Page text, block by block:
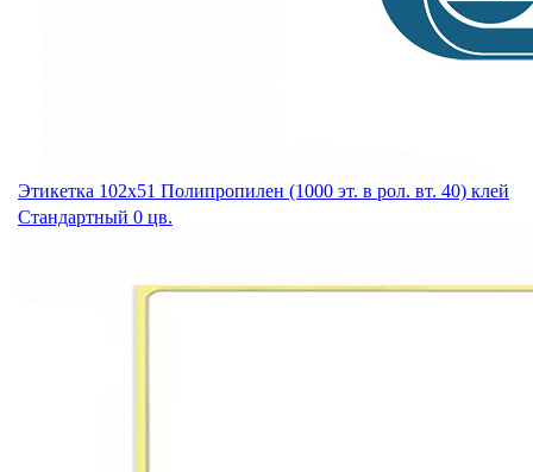
Этикетка 102х51 Полипропилен (1000 эт. в рол. вт. 40) клей
Стандартный 0 цв.